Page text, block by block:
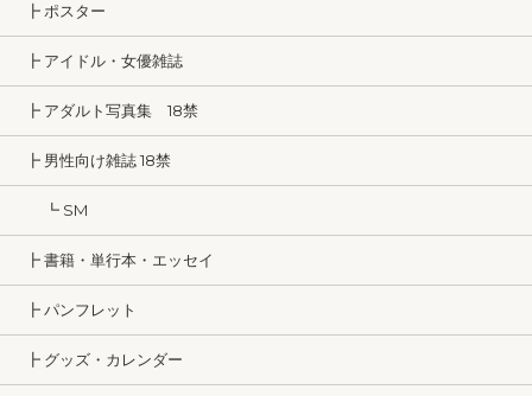
┣ ポスター
┣ アイドル・女優雑誌
┣ アダルト写真集 18禁
┣ 男性向け雑誌 18禁
┗ SM
┣ 書籍・単行本・エッセイ
┣ パンフレット
┣ グッズ・カレンダー